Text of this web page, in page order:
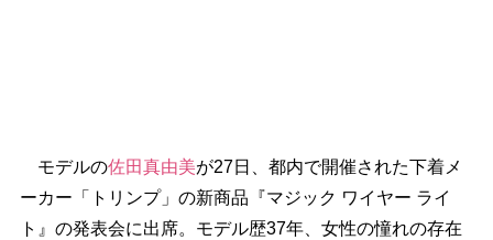
モデルの佐田真由美が27日、都内で開催された下着メ
ーカー「トリンプ」の新商品『マジック ワイヤー ライ
ト』の発表会に出席。モデル歴37年、女性の憧れの存在